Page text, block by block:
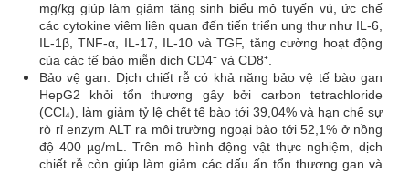
mg/kg giúp làm giảm tăng sinh biểu mô tuyến vú, ức chế
các cytokine viêm liên quan đến tiến triển ung thư như IL-6,
IL-1β, TNF-α, IL-17, IL-10 và TGF, tăng cường hoạt động
của các tế bào miễn dịch CD4⁺ và CD8⁺.
Bảo vệ gan: Dịch chiết rễ có khả năng bảo vệ tế bào gan
HepG2 khỏi tổn thương gây bởi carbon tetrachloride
(CCl₄), làm giảm tỷ lệ chết tế bào tới 39,04% và hạn chế sự
rò rỉ enzym ALT ra môi trường ngoại bào tới 52,1% ở nồng
độ 400 µg/mL. Trên mô hình động vật thực nghiệm, dịch
chiết rễ còn giúp làm giảm các dấu ấn tổn thương gan và